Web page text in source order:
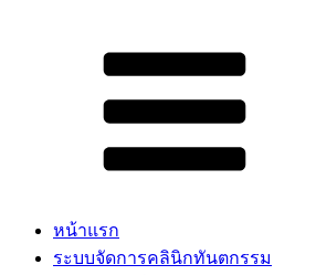
หน้าแรก
ระบบจัดการคลินิกทันตกรรม